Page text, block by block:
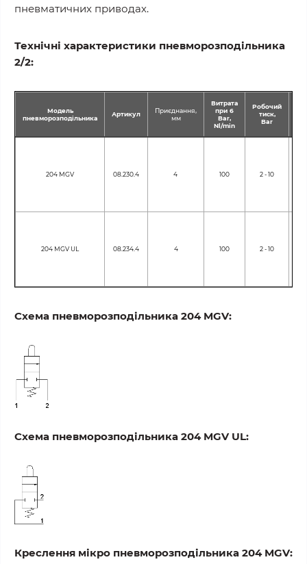
пневматичних приводах.
Технічні характеристики пневморозподільника
2/2:
Модель
пневморозподільника
Артикул
Приєднання,
мм
Витрата
при 6
Bar,
Nl/min
Робочий
тиск,
Bar
204 MGV 08.230.4 4 100 2 - 10
204 MGV UL 08.234.4 4 100 2 - 10
Схема пневморозподільника 204 MGV:
Схема пневморозподільника 204 MGV UL:
Креслення мікро пневморозподільника 204 MGV: